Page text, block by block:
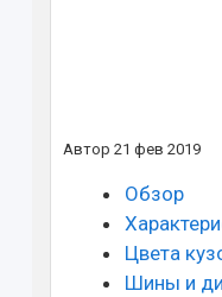
Автор 21 фев 2019
Обзор
Цвета
Шины и